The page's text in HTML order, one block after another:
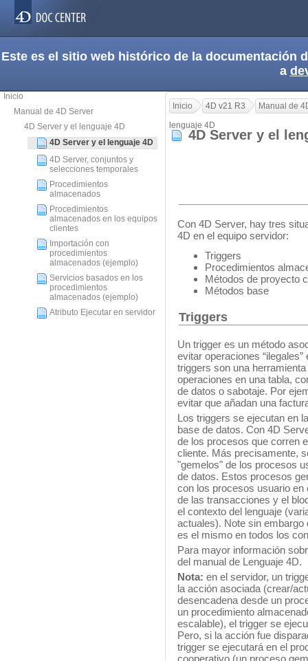
Este es el sitio web histórico de la documentación
a
Inicio
Manual de 4D Server
4D Server y el lenguaje 4D
4D Server y el lenguaje 4D
4D Server, conjuntos y
selecciones temporales
Procedimientos
almacenados
Procedimientos
almacenados en los equipos
clientes
Importación con
procedimientos
almacenados (ejemplo)
Servicios basados en los
procedimientos
almacenados (ejemplo)
Atributo Ejecutar en servidor
Inicio 4D v21 R3
Manual de
lenguaje 4D
4D Server y el
Con 4D Server, hay tres
4D en el equipo servidor:
Triggers
Procedimientos
Métodos de proyecto
Métodos base
Triggers
Un trigger es un método
evitar operaciones
triggers son una
operaciones en una tabla,
de datos o sabotaje. Por
evitar que añadan una
Los triggers se ejecutan en
base de datos. Con 4D
de los procesos que corren
cliente. Más precisamente,
"gemelos" de los procesos
de datos. Estos procesos
con los procesos usuario en
de las transacciones y el
el contexto del lenguaje
actuales). Note sin embargo
es el mismo en todos los
Para mayor información
del manual de Lenguaje 4D.
Nota: en el servidor, un
la acción asociada (crear/
desencadena desde un
un procedimiento
escalable), el trigger se
Pero, si la acción fue
trigger se ejecutará en el
cooperativo (un proceso